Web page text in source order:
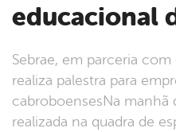
educacional
Sebrae, em parceria com o Governo de Cabrobó,
realiza palestra para
cabroboensesNa manhã
realizada na quadra de